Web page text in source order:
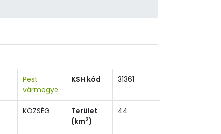
Pest
vármegye
KSH kód 31361
KÖZSÉG
Terület
(km2)
44